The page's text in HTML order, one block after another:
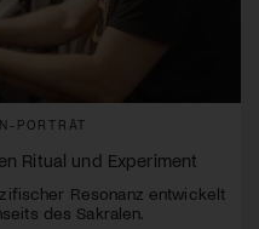
PORTRÄT
Ritual und Experiment
Resonanz entwickelt
des Sakralen.